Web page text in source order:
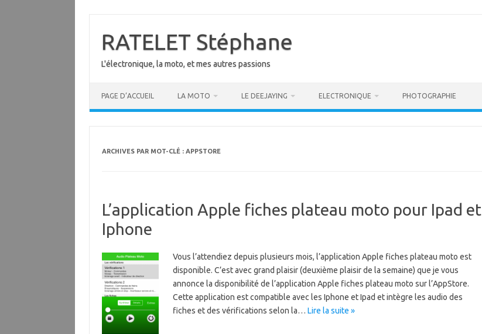
contenuRATELET Stéphane
L'électronique, la moto, et mes autres passions
PAGE D’ACCUEIL LA MOTO LE DEEJAYING ELECTRONIQUE PHOTOGRAPHIE
ARCHIVES PAR MOT-CLÉ : APPSTORE
L’application Apple fiches plateau moto pour Ipad et
Iphone
Vous l’attendiez depuis plusieurs mois, l’application Apple fiches plateau moto est
disponible. C’est avec grand plaisir (deuxième plaisir de la semaine) que je vous
annonce la disponibilité de l’application Apple fiches plateau moto sur l’AppStore.
Cette application est compatible avec les Iphone et Ipad et intègre les audio des
fiches et des vérifications selon la… Lire la suite »